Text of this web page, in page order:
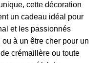
cette décoration
un cadeau idéal pour
et les passionnés
à un être cher pour un
crémaillère ou toute